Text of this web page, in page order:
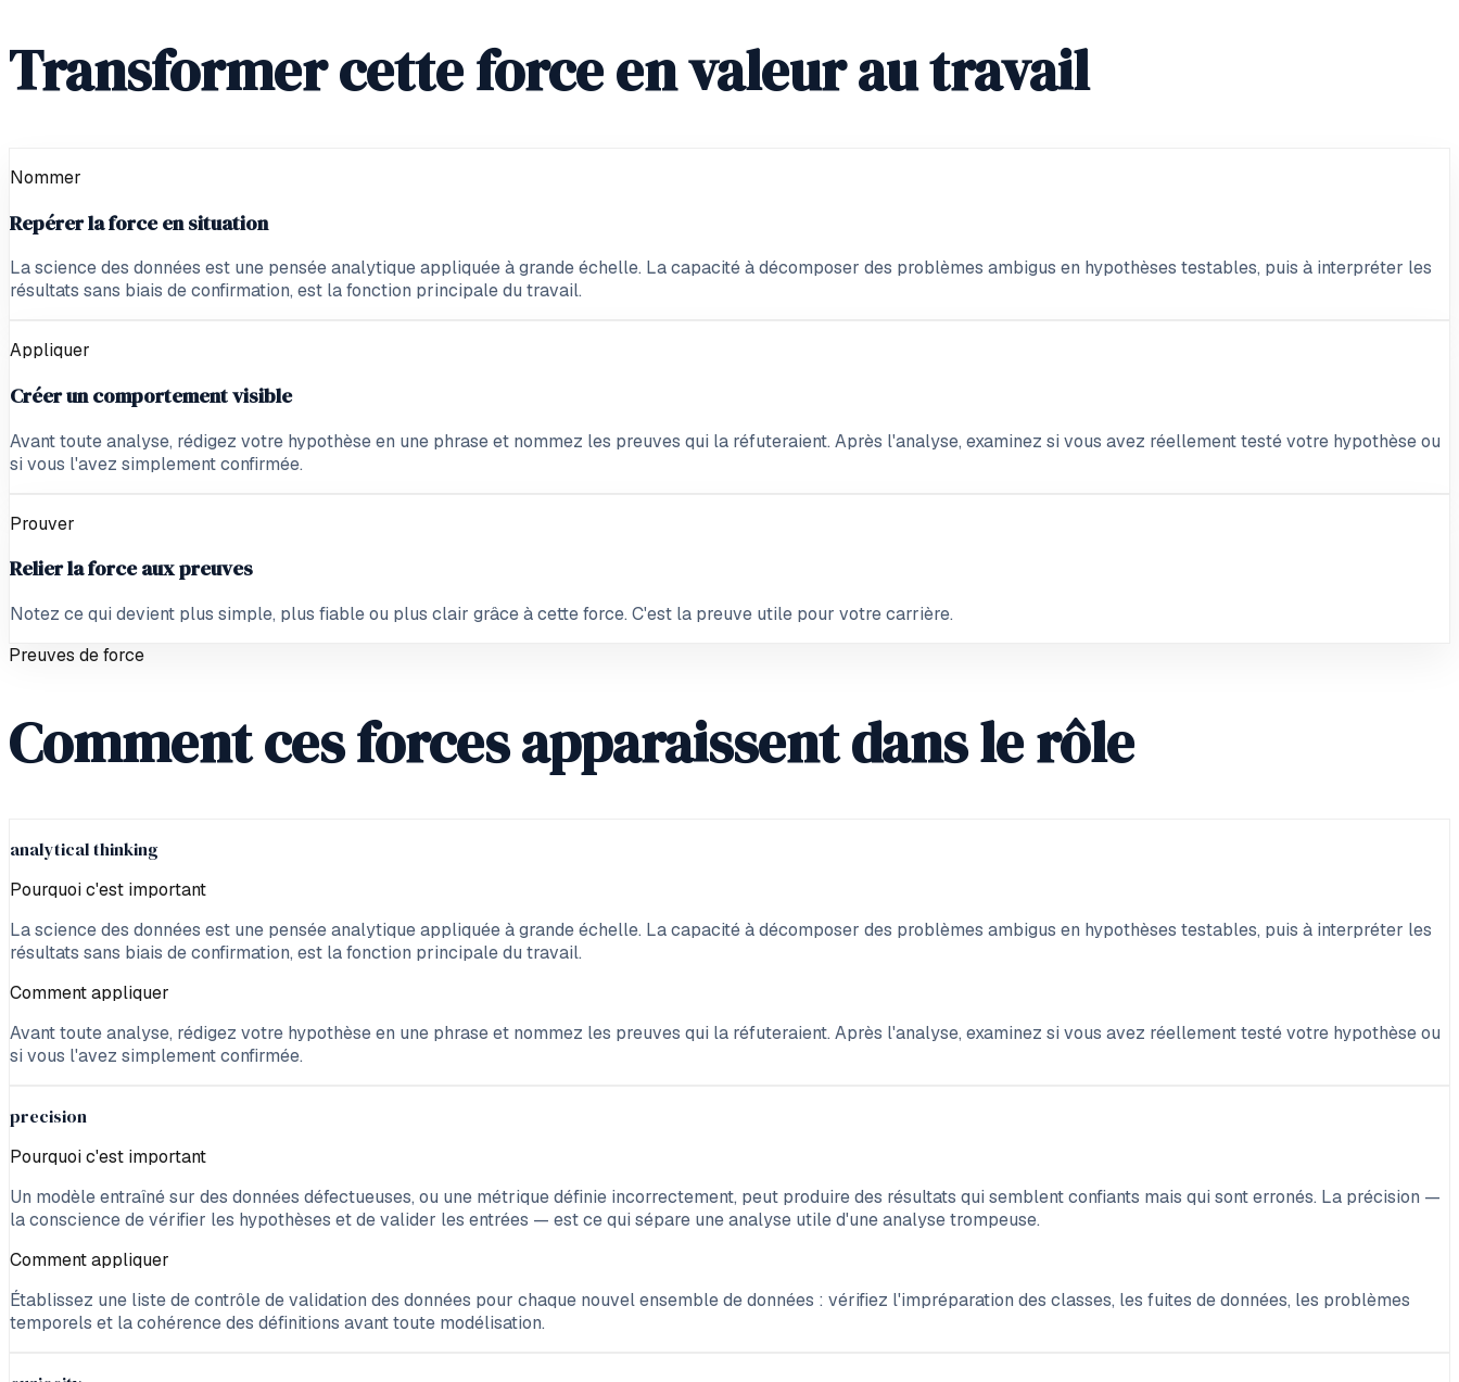
Transformer cette force en valeur au travail
Nommer
Repérer la force en situation
La science des données est une pensée analytique appliquée à grande échelle. La capacité à décomposer des problèmes ambigus en hypothèses testables, puis à interpréter les
résultats sans biais de confirmation, est la fonction principale du travail.
Appliquer
Créer un comportement visible
Avant toute analyse, rédigez votre hypothèse en une phrase et nommez les preuves qui la réfuteraient. Après l'analyse, examinez si vous avez réellement testé votre hypothèse ou
si vous l'avez simplement confirmée.
Prouver
Relier la force aux preuves
Notez ce qui devient plus simple, plus fiable ou plus clair grâce à cette force. C'est la preuve utile pour votre carrière.
Preuves de force
Comment ces forces apparaissent dans le rôle
analytical thinking
Pourquoi c'est important
La science des données est une pensée analytique appliquée à grande échelle. La capacité à décomposer des problèmes ambigus en hypothèses testables, puis à interpréter les
résultats sans biais de confirmation, est la fonction principale du travail.
Comment appliquer
Avant toute analyse, rédigez votre hypothèse en une phrase et nommez les preuves qui la réfuteraient. Après l'analyse, examinez si vous avez réellement testé votre hypothèse ou
si vous l'avez simplement confirmée.
precision
Pourquoi c'est important
Un modèle entraîné sur des données défectueuses, ou une métrique définie incorrectement, peut produire des résultats qui semblent confiants mais qui sont erronés. La précision —
la conscience de vérifier les hypothèses et de valider les entrées — est ce qui sépare une analyse utile d'une analyse trompeuse.
Comment appliquer
Établissez une liste de contrôle de validation des données pour chaque nouvel ensemble de données : vérifiez l'impréparation des classes, les fuites de données, les problèmes
temporels et la cohérence des définitions avant toute modélisation.